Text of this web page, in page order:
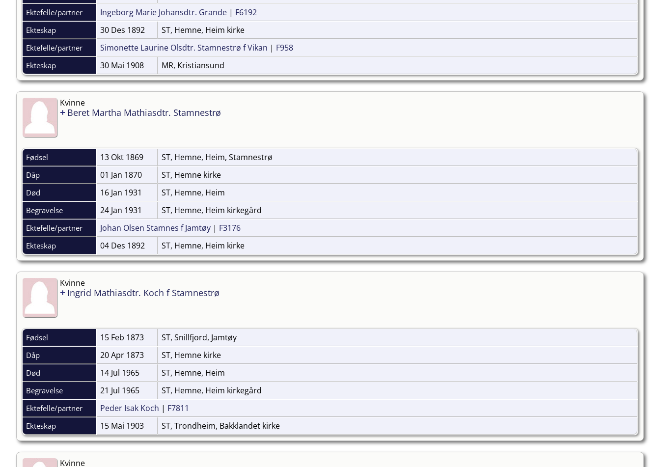
Ektefelle/partner
Ingeborg Marie Johansdtr. Grande | F6192
Ekteskap 30 Des 1892 ST, Hemne, Heim kirke
Ektefelle/partner Simonette Laurine Olsdtr. Stamnestrø f Vikan | F958
Ekteskap 30 Mai 1908 MR, Kristiansund
Kvinne
+ Beret Martha Mathiasdtr. Stamnestrø
Fødsel 13 Okt 1869 ST, Hemne, Heim, Stamnestrø
Dåp 01 Jan 1870 ST, Hemne kirke
Død 16 Jan 1931 ST, Hemne, Heim
Begravelse 24 Jan 1931 ST, Hemne, Heim kirkegård
Ektefelle/partner Johan Olsen Stamnes f Jamtøy | F3176
Ekteskap 04 Des 1892 ST, Hemne, Heim kirke
Kvinne
+ Ingrid Mathiasdtr. Koch f Stamnestrø
Fødsel 15 Feb 1873 ST, Snillfjord, Jamtøy
Dåp 20 Apr 1873 ST, Hemne kirke
Død 14 Jul 1965 ST, Hemne, Heim
Begravelse 21 Jul 1965 ST, Hemne, Heim kirkegård
Ektefelle/partner Peder Isak Koch | F7811
Ekteskap 15 Mai 1903 ST, Trondheim, Bakklandet kirke
Kvinne